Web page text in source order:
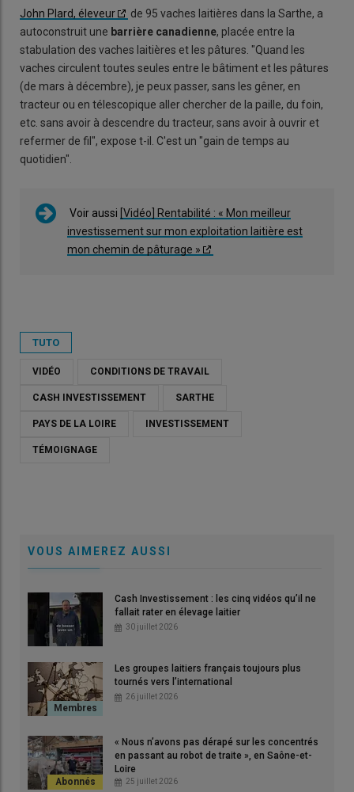
John Plard, éleveur
de 95 vaches laitières dans la Sarthe, a
autoconstruit une barrière canadienne, placée entre la
stabulation des vaches laitières et les pâtures. "Quand les
vaches circulent toutes seules entre le bâtiment et les pâtures
(de mars à décembre), je peux passer, sans les gêner, en
tracteur ou en télescopique aller chercher de la paille, du foin,
etc. sans avoir à descendre du tracteur, sans avoir à ouvrir et
refermer de fil", expose t-il. C'est un "gain de temps au
quotidien".
Voir aussi [Vidéo] Rentabilité : « Mon meilleur
investissement sur mon exploitation laitière est
mon chemin de pâturage »
TUTO
VIDÉO CONDITIONS DE TRAVAIL
CASH INVESTISSEMENT SARTHE
PAYS DE LA LOIRE INVESTISSEMENT
TÉMOIGNAGE
VOUS AIMEREZ AUSSI
Cash Investissement : les cinq vidéos qu’il ne
fallait rater en élevage laitier
30 juillet 2026
Les groupes laitiers français toujours plus
tournés vers l’international
26 juillet 2026
« Nous n’avons pas dérapé sur les concentrés
en passant au robot de traite », en Saône-et-
Loire
25 juillet 2026